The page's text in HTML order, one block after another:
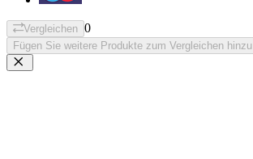
Vergleichen 0
Fügen Sie weitere Produkte zum Vergleichen hinzu